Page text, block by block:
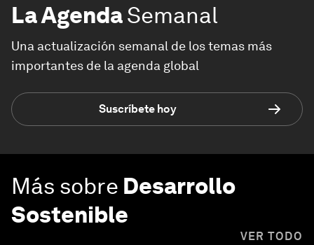
La AgendaSemanal
Una actualización semanal de los temas más
importantes de la agenda global
Suscríbete hoy
Más sobre Desarrollo
Sostenible
VER TODO